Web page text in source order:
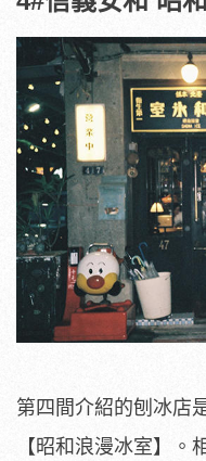
第四間介紹的刨冰店
【昭和浪漫冰室】